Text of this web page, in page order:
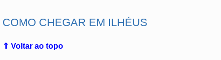
COMO CHEGAR EM ILHÉUS
⇑ Voltar ao topo